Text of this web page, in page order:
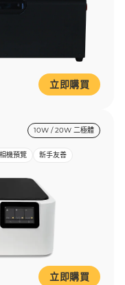
立即購買
10W / 20W 二極體
機預覽 新手友善
立即購買